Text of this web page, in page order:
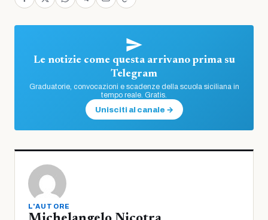
Le notizie come questa arrivano prima su
Telegram
Graduatorie, convocazioni e scadenze della scuola siciliana in
tempo reale. Gratis.
Unisciti al canale →
L'AUTORE